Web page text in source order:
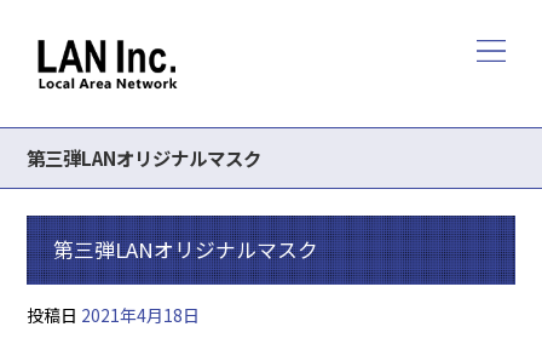
第三弾LANオリジナルマスク
第三弾LANオリジナルマスク
投稿日 2021年4月18日